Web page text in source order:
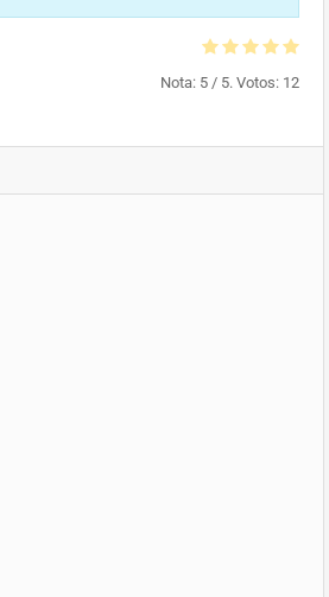
Nota: 5 / 5. Votos: 12